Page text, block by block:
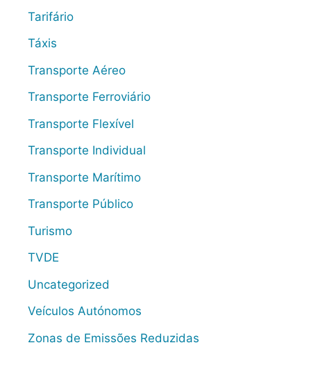
Tarifário
Táxis
Transporte Aéreo
Transporte Ferroviário
Transporte Flexível
Transporte Individual
Transporte Marítimo
Transporte Público
Turismo
TVDE
Uncategorized
Veículos Autónomos
Zonas de Emissões Reduzidas